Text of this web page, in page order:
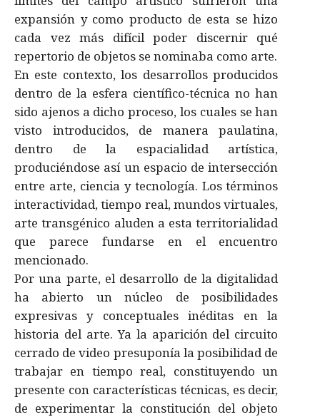
expansión y como producto de esta se hizo
cada vez más difí­cil poder discernir qué
repertorio de objetos se nominaba como arte.
En este contexto, los desarrollos producidos
dentro de la esfera cientí­fico-técnica no han
sido ajenos a dicho proceso, los cuales se han
visto introducidos, de manera paulatina,
dentro de la espacialidad artí­stica,
produciéndose así­ un espacio de intersección
entre arte, ciencia y tecnologí­a. Los términos
interactividad, tiempo real, mundos virtuales,
arte transgénico aluden a esta territorialidad
que parece fundarse en el encuentro
mencionado.
Por una parte, el desarrollo de la digitalidad
ha abierto un núcleo de posibilidades
expresivas y conceptuales inéditas en la
historia del arte. Ya la aparición del circuito
cerrado de video presuponí­a la posibilidad de
trabajar en tiempo real, constituyendo un
presente con caracterí­sticas técnicas, es decir,
de experimentar la constitución del objeto